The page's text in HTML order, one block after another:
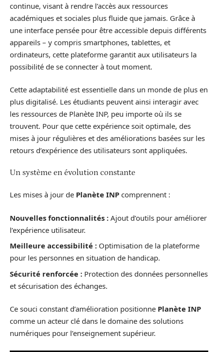
continue, visant à rendre l’accès aux ressources
académiques et sociales plus fluide que jamais. Grâce à
une interface pensée pour être accessible depuis différents
appareils – y compris smartphones, tablettes, et
ordinateurs, cette plateforme garantit aux utilisateurs la
possibilité de se connecter à tout moment.
Cette adaptabilité est essentielle dans un monde de plus en
plus digitalisé. Les étudiants peuvent ainsi interagir avec
les ressources de Planète INP, peu importe où ils se
trouvent. Pour que cette expérience soit optimale, des
mises à jour régulières et des améliorations basées sur les
retours d’expérience des utilisateurs sont appliquées.
Un système en évolution constante
Les mises à jour de Planète INP comprennent :
Nouvelles fonctionnalités : Ajout d’outils pour améliorer
l’expérience utilisateur.
Meilleure accessibilité : Optimisation de la plateforme
pour les personnes en situation de handicap.
Sécurité renforcée : Protection des données personnelles
et sécurisation des échanges.
Ce souci constant d’amélioration positionne Planète INP
comme un acteur clé dans le domaine des solutions
numériques pour l’enseignement supérieur.